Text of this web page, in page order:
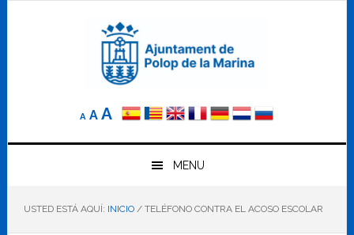
A
Reducir
elA Tamaño
AAumentar
el
tamaño
letra
MENU
USTED ESTÁ AQUÍ: INICIO /TELÉFONO CONTRA EL ACOSO ESCOLAR